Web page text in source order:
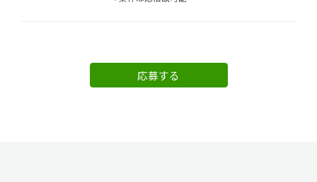
応募する